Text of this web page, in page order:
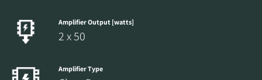
Amplifier Output [watts]
2 x 50
Amplifier Type